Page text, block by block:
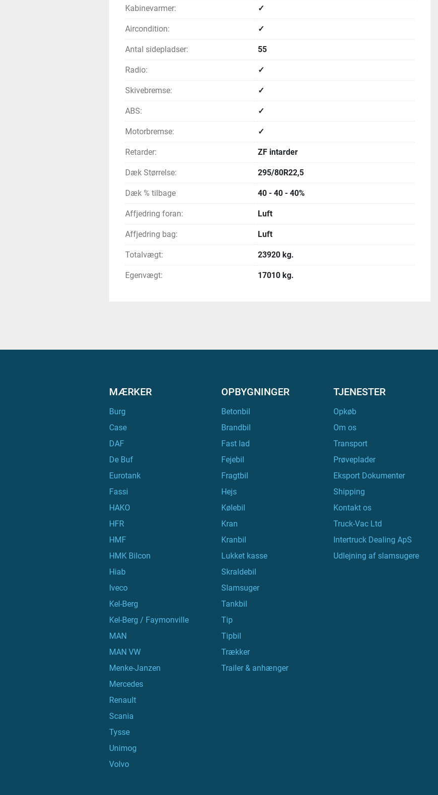
Kabinevarmer: ✓
Aircondition: ✓
Antal sidepladser: 55
Radio: ✓
Skivebremse: ✓
ABS: ✓
Motorbremse: ✓
Retarder: ZF intarder
Dæk Størrelse: 295/80R22,5
Dæk % tilbage 40 - 40 - 40%
Affjedring foran: Luft
Affjedring bag: Luft
Totalvægt: 23920 kg.
Egenvægt: 17010 kg.
MÆRKER
Burg
Case
DAF
De Buf
Eurotank
Fassi
HAKO
HFR
HMF
HMK Bilcon
Hiab
Iveco
Kel-Berg
Kel-Berg / Faymonville
MAN
MAN VW
Menke-Janzen
Mercedes
Renault
Scania
Tysse
Unimog
Volvo
OPBYGNINGER
Betonbil
Brandbil
Fast lad
Fejebil
Fragtbil
Hejs
Kølebil
Kran
Kranbil
Lukket kasse
Skraldebil
Slamsuger
Tankbil
Tip
Tipbil
Trækker
Trailer & anhænger
TJENESTER
Opkøb
Om os
Transport
Prøveplader
Eksport Dokumenter
Shipping
Kontakt os
Truck-Vac Ltd
Intertruck Dealing ApS
Udlejning af slamsugere